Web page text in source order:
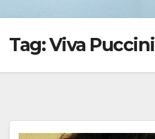
Tag:Viva Puccini